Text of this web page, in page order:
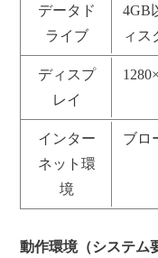
データド
ライブ
4GB
ィス
ディスプ
レイ
インター
ネット環
境
ブロ
動作環境（システム